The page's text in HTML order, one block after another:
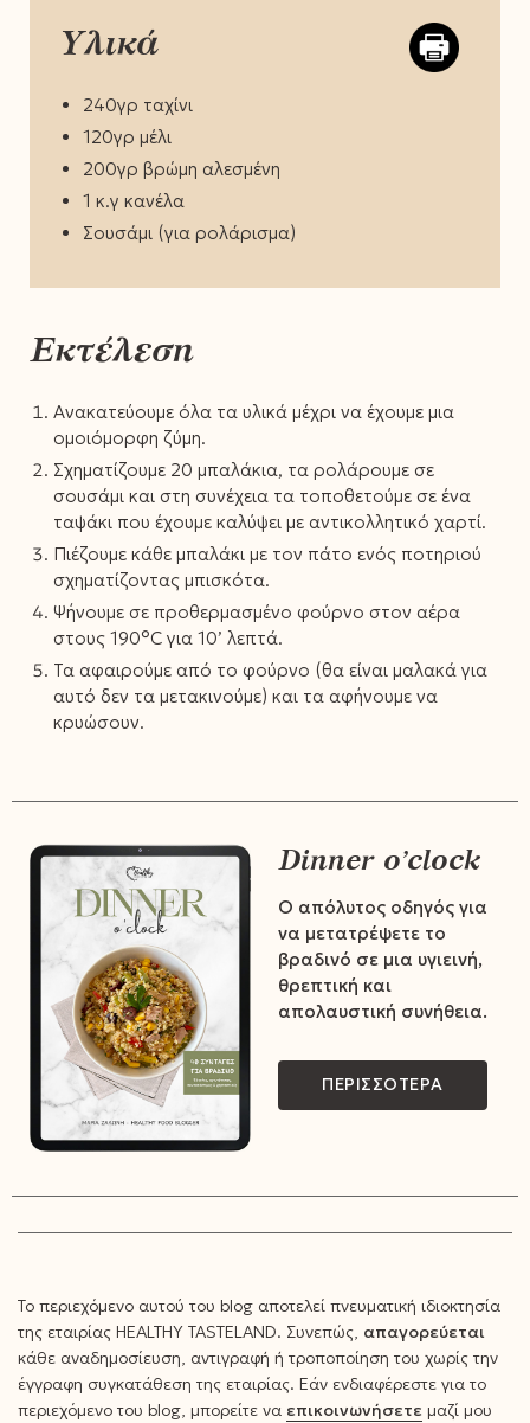
Υλικά
240γρ ταχίνι
120γρ μέλι
200γρ βρώμη αλεσμένη
1 κ.γ κανέλα
Σουσάμι (για ρολάρισμα)
Εκτέλεση
Ανακατεύουμε όλα τα υλικά μέχρι να έχουμε μια
ομοιόμορφη ζύμη.
Σχηματίζουμε 20 μπαλάκια, τα ρολάρουμε σε
σουσάμι και στη συνέχεια τα τοποθετούμε σε ένα
ταψάκι που έχουμε καλύψει με αντικολλητικό χαρτί.
Πιέζουμε κάθε μπαλάκι με τον πάτο ενός ποτηριού
σχηματίζοντας μπισκότα.
Ψήνουμε σε προθερμασμένο φούρνο στον αέρα
στους 190°C για 10’ λεπτά.
Τα αφαιρούμε από το φούρνο (θα είναι μαλακά για
αυτό δεν τα μετακινούμε) και τα αφήνουμε να
κρυώσουν.
Dinner o’clock
Ο απόλυτος οδηγός για
να μετατρέψετε το
βραδινό σε μια υγιεινή,
θρεπτική και
απολαυστική συνήθεια.
ΠΕΡΙΣΣΟΤΕΡΑ
Το περιεχόμενο αυτού του blog αποτελεί πνευματική ιδιοκτησία
της εταιρίας HEALTHY TASTELAND. Συνεπώς, απαγορεύεται
κάθε αναδημοσίευση, αντιγραφή ή τροποποίηση του χωρίς την
έγγραφη συγκατάθεση της εταιρίας. Εάν ενδιαφέρεστε για το
περιεχόμενο του blog, μπορείτε να επικοινωνήσετε μαζί μου